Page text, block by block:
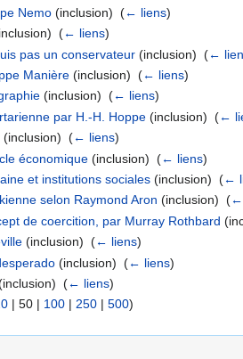
Nemo (inclusion) ‎(← liens)
(← liens)
pas un conservateur (inclusion) ‎(←
Manière (inclusion) ‎(← liens)
(inclusion) ‎(← liens)
par H.-H. Hoppe (inclusion) ‎(←
(inclusion) ‎(← liens)
économique (inclusion) ‎(← liens)
et institutions sociales (inclusion) ‎(←
selon Raymond Aron (inclusion) ‎(←
de coercition, par Murray Rothbard
(inclusion) ‎(← liens)
(inclusion) ‎(← liens)
(← liens)
| 50 | 100 | 250 | 500)